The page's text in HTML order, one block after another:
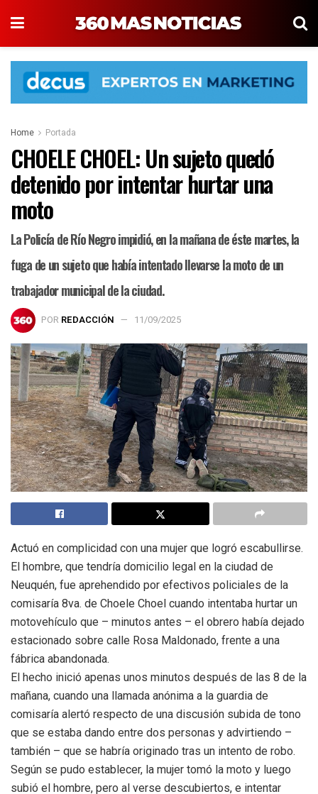
Home Portada
CHOELE CHOEL: Un sujeto quedó
detenido por intentar hurtar una
moto
La Policía de Río Negro impidió, en la mañana de éste martes, la
fuga de un sujeto que había intentado llevarse la moto de un
trabajador municipal de la ciudad.
POR REDACCIÓN 11/09/2025
Actuó en complicidad con una mujer que logró escabullirse.
El hombre, que tendría domicilio legal en la ciudad de
Neuquén, fue aprehendido por efectivos policiales de la
comisaría 8va. de Choele Choel cuando intentaba hurtar un
motovehículo que – minutos antes – el obrero había dejado
estacionado sobre calle Rosa Maldonado, frente a una
fábrica abandonada.
El hecho inició apenas unos minutos después de las 8 de la
mañana, cuando una llamada anónima a la guardia de
comisaría alertó respecto de una discusión subida de tono
que se estaba dando entre dos personas y advirtiendo –
también – que se habría originado tras un intento de robo.
Según se pudo establecer, la mujer tomó la moto y luego
subió el hombre, pero al verse descubiertos, e intentar